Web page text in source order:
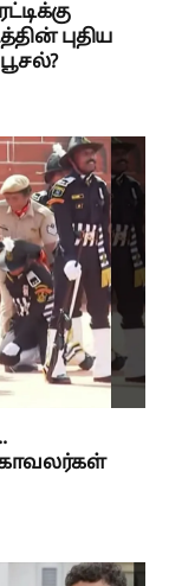
புதிய